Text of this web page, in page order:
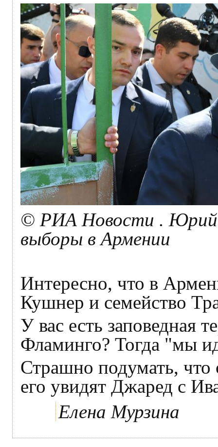
© РИА Новости . Юрий
выборы в Армении
Интересно, что в
Кушнер и семейство
У вас есть заповедная
Фламинго? Тогда "мы
Страшно подумать, что
его увидят Джаред с
Елена Мурзина